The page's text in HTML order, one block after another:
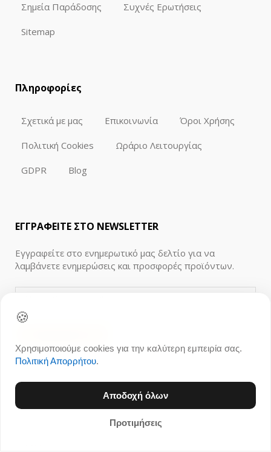
🍪
Χρησιμοποιούμε cookies για την καλύτερη εμπειρία σας.
Πολιτική Απορρήτου.
Αποδοχή όλων
Προτιμήσεις
Σημεία Παράδοσης Συχνές Ερωτήσεις
Sitemap
Πληροφορίες
Σχετικά με μας Επικοινωνία Όροι Χρήσης
Πολιτική Cookies Ωράριο Λειτουργίας
GDPR Blog
ΕΓΓΡΑΦΕΙΤΕ ΣΤΟ NEWSLETTER
Εγγραφείτε στο ενημερωτικό μας δελτίο για να
λαμβάνετε ενημερώσεις και προσφορές προϊόντων.
© 1996 - 2026 Ανθοπωλείο 21Flowers.gr, All rights